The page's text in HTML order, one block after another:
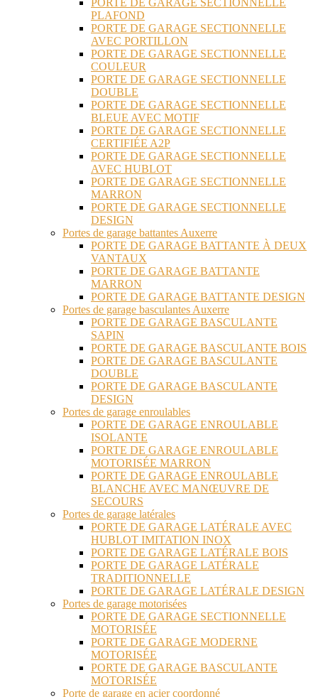
PLAFOND
PORTE DE GARAGE SECTIONNELLE
AVEC PORTILLON
PORTE DE GARAGE SECTIONNELLE
COULEUR
PORTE DE GARAGE SECTIONNELLE
DOUBLE
PORTE DE GARAGE SECTIONNELLE
BLEUE AVEC MOTIF
PORTE DE GARAGE SECTIONNELLE
CERTIFIÉE A2P
PORTE DE GARAGE SECTIONNELLE
AVEC HUBLOT
PORTE DE GARAGE SECTIONNELLE
MARRON
PORTE DE GARAGE SECTIONNELLE
DESIGN
Portes de garage battantes Auxerre
PORTE DE GARAGE BATTANTE À DEUX
VANTAUX
PORTE DE GARAGE BATTANTE
MARRON
PORTE DE GARAGE BATTANTE DESIGN
Portes de garage basculantes Auxerre
PORTE DE GARAGE BASCULANTE
SAPIN
PORTE DE GARAGE BASCULANTE BOIS
PORTE DE GARAGE BASCULANTE
DOUBLE
PORTE DE GARAGE BASCULANTE
DESIGN
Portes de garage enroulables
PORTE DE GARAGE ENROULABLE
ISOLANTE
PORTE DE GARAGE ENROULABLE
MOTORISÉE MARRON
PORTE DE GARAGE ENROULABLE
BLANCHE AVEC MANŒUVRE DE
SECOURS
Portes de garage latérales
PORTE DE GARAGE LATÉRALE AVEC
HUBLOT IMITATION INOX
PORTE DE GARAGE LATÉRALE BOIS
PORTE DE GARAGE LATÉRALE
TRADITIONNELLE
PORTE DE GARAGE LATÉRALE DESIGN
Portes de garage motorisées
PORTE DE GARAGE SECTIONNELLE
MOTORISÉE
PORTE DE GARAGE MODERNE
MOTORISÉE
PORTE DE GARAGE BASCULANTE
MOTORISÉE
Porte de garage en acier coordonné